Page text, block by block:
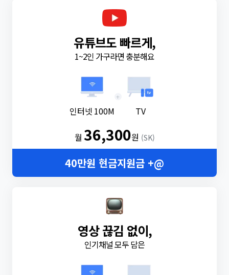
유튜브도 빠르게,
1~2인 가구라면 충분해요
인터넷 100M
+
TV
월36,300원 (SK)
40만원 현금지원금 +@
영상 끊김 없이,
인기채널 모두 담은